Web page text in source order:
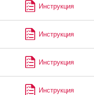
Инструкция
Инструкция
Инструкция
Инструкция